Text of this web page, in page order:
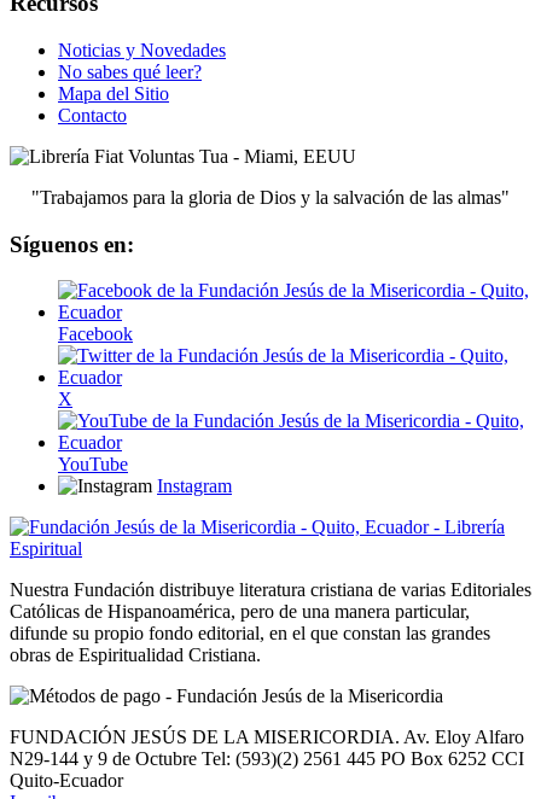
Noticias y Novedades
No sabes qué leer?
Mapa del Sitio
Contacto
"Trabajamos para la gloria de Dios y la salvación de las almas"
Síguenos en:
Facebook
X
YouTube
Instagram
Nuestra Fundación distribuye literatura cristiana de varias Editoriales
Católicas de Hispanoamérica, pero de una manera particular,
difunde su propio fondo editorial, en el que constan las grandes
obras de Espiritualidad Cristiana.
FUNDACIÓN JESÚS DE LA MISERICORDIA. Av. Eloy Alfaro
N29-144 y 9 de Octubre Tel: (593)(2) 2561 445 PO Box 6252 CCI
Quito-Ecuador